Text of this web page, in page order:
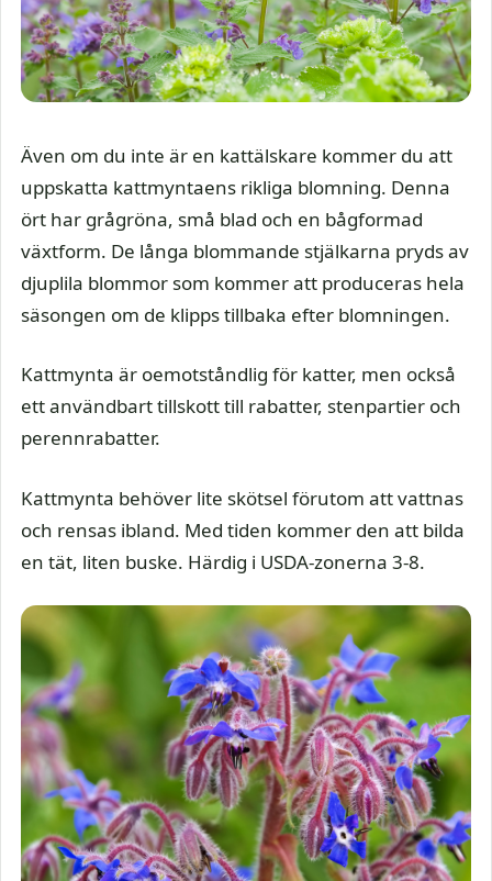
Även om du inte är en kattälskare kommer du att
uppskatta kattmyntaens rikliga blomning. Denna
ört har grågröna, små blad och en bågformad
växtform. De långa blommande stjälkarna pryds av
djuplila blommor som kommer att produceras hela
säsongen om de klipps tillbaka efter blomningen.
Kattmynta är oemotståndlig för katter, men också
ett användbart tillskott till rabatter, stenpartier och
perennrabatter.
Kattmynta behöver lite skötsel förutom att vattnas
och rensas ibland. Med tiden kommer den att bilda
en tät, liten buske. Härdig i USDA-zonerna 3-8.